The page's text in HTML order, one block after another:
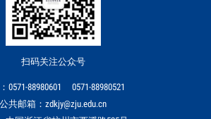
扫码关注公众号
0571-88980601 0571-88980521
公共邮箱：zdkjy@zju.edu.cn